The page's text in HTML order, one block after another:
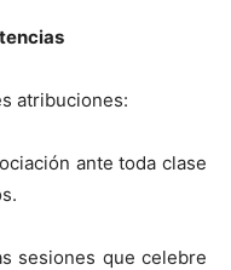
atribuciones:
ante toda clase
sesiones que celebre